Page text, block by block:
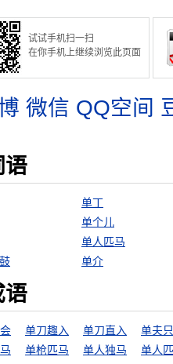
试试手机扫一扫
在你手机上继续浏览此页面
微信 QQ空间
语
单丁
单个儿
单人匹马
单介
语
单刀趣入 单刀直入
单夫
单枪匹马 单人独马 单人